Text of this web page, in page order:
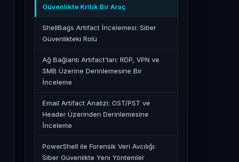
Güvenlikte Kritik Bir Araç
ShellBags Artifact İncelemesi: Siber
Güvenlikteki Rolü
Ağ Bağlantı Artifact'ları: RDP, VPN ve
SMB Üzerine Derinlemesine Bir
İnceleme
Email Artifact Analizi: OST/PST ve
Header Üzerinden Derinlemesine
İnceleme
PowerShell ile Forensik Veri Avcılığı:
Siber Güvenlikte Yeni Yöntemler